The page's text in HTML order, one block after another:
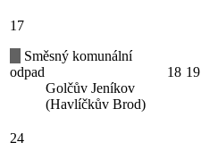
17
Směsný komunální
odpad
Golčův Jeníkov
(Havlíčkův Brod)
18 19
24